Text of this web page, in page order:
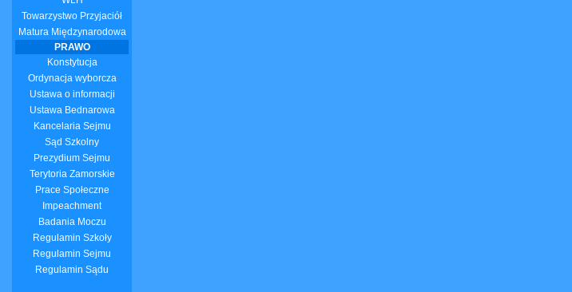
Towarzystwo Przyjaciół
Matura Międzynarodowa
PRAWO
Konstytucja
Ordynacja wyborcza
Ustawa o informacji
Ustawa Bednarowa
Kancelaria Sejmu
Sąd Szkolny
Prezydium Sejmu
Terytoria Zamorskie
Prace Społeczne
Impeachment
Badania Moczu
Regulamin Szkoły
Regulamin Sejmu
Regulamin Sądu